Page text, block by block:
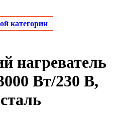
категории
нагреватель
Вт/230 В,